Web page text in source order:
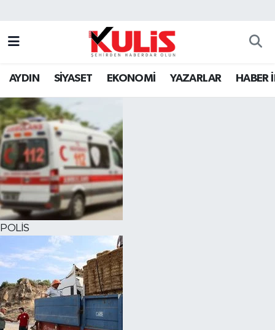
AYDIN SİYASET EKONOMİ YAZARLAR HABER
POLİS